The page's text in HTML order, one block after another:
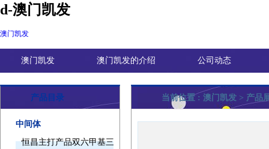
d-澳门凯发
澳门凯发
澳门凯发 澳门凯发的介绍 公司动态
产品目录
中间体
恒昌主打产品双六甲基三胺欢迎询价
当前位置 : 澳门凯发 > 产品